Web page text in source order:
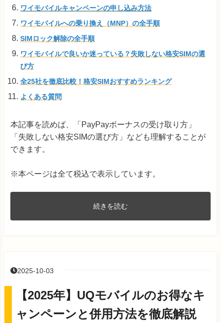
ワイモバイルキャンペーンの申し込み方法
ワイモバイルへの乗り換え（MNP）の全手順
SIMロック解除の全手順
ワイモバイルで良いか迷っている？失敗しない格安SIMの選
び方
全25社を徹底比較！格安SIMおすすめランキング
よくある質問
本記事を読めば、「PayPayボーナスの受け取り方」
「失敗しない格安SIMの選び方」なども理解することが
できます。
※本ページは全て税込で表示しています。
続きを読む
2025-10-03
【2025年】UQモバイルのお得なキ
ャンペーンと併用方法を徹底解説